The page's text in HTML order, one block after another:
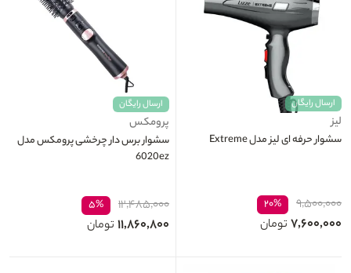
ارسال رایگان
لیز
سشوار حرفه ای لیز مدل Extreme
۹,۵۰۰,۰۰۰ ۲۰%
۷,۶۰۰,۰۰۰ تومان
ارسال رایگان
پرومکس
سشوار برس دار چرخشی پرومکس مدل
6020ez
۱۲,۴۸۵,۰۰۰ ۵%
۱۱,۸۶۰,۸۰۰ تومان